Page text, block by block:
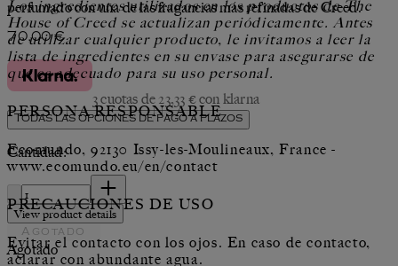
Los ingredientes utilizados en los productos de The
House of Creed se actualizan periódicamente. Antes
de utilizar cualquier producto, le invitamos a leer la
lista de ingredientes en su envase para asegurarse de
que es adecuado para su uso personal.
PERSONA RESPONSABLE
Ecomundo, 92130 Issy-les-Moulineaux, France -
www.ecomundo.eu/en/contact
PRECAUCIONES DE USO
Evitar el contacto con los ojos. En caso de contacto,
aclarar con abundante agua.
perfumado con una de las fragancias más refinadas de Creed.
Precio actual: 70,00 €.
70,00 €
3 cuotas de 23,33 € con klarna
Todas las opciones de pago a plazos
Cantidad:
Cantidad:
View product details
Agotado
Agotado